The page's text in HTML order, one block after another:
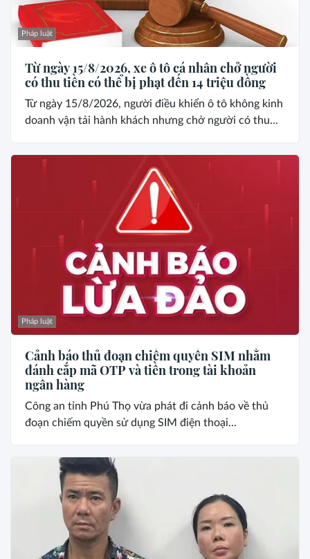
Pháp luật
Từ ngày 15/8/2026, xe ô tô cá nhân chở người
có thu tiền có thể bị phạt đến 14 triệu đồng
Từ ngày 15/8/2026, người điều khiển ô tô không kinh
doanh vận tải hành khách nhưng chở người có thu...
Pháp luật
Cảnh báo thủ đoạn chiếm quyền SIM nhằm
đánh cắp mã OTP và tiền trong tài khoản
ngân hàng
Công an tỉnh Phú Thọ vừa phát đi cảnh báo về thủ
đoạn chiếm quyền sử dụng SIM điện thoại...